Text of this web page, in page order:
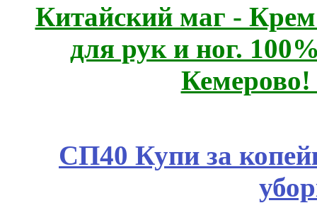
Китайский маг -
для рук и ног.
СП40 Купи за